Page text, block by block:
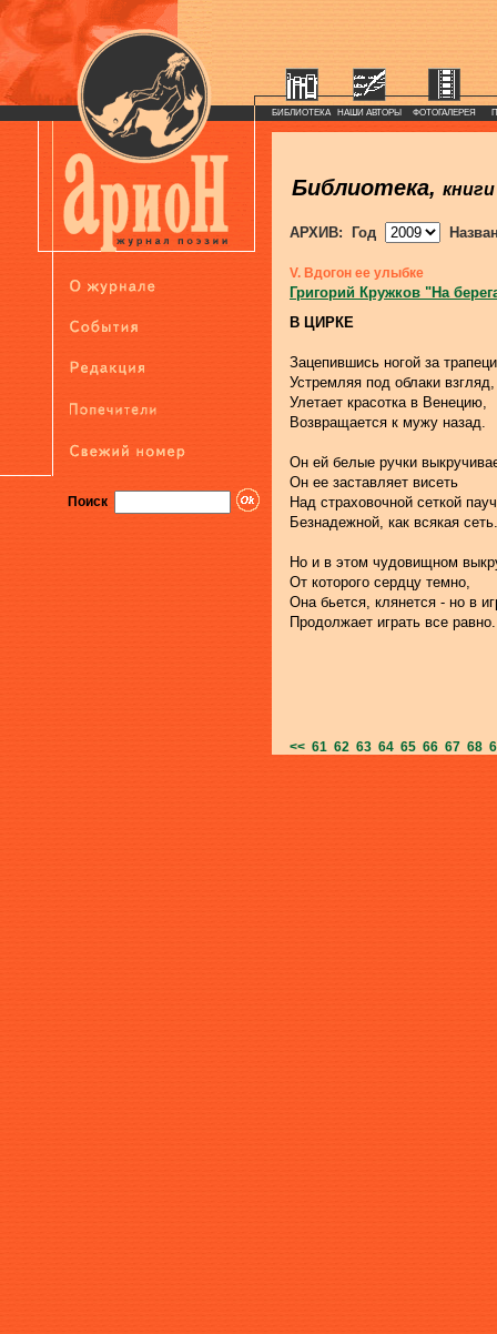
Поиск
БИБЛИОТЕКА НАШИ АВТОРЫ ФОТОГАЛЕРЕЯ
Библиотека, книги
АРХИВ: Год
V. Вдогон ее улыбке
Григорий Кружков "На
В ЦИРКЕ
Зацепившись ногой за
Устремляя под облаки взгляд,
Улетает красотка в Венецию,
Возвращается к мужу назад.
Он ей белые ручки
Он ее заставляет висеть
Над страховочной сеткой
Безнадежной, как всякая сеть.
Но и в этом чудовищном
От которого сердцу темно,
Она бьется, клянется - но в
Продолжает играть все равно.
<< 61 62 63 64 65 66 67 68